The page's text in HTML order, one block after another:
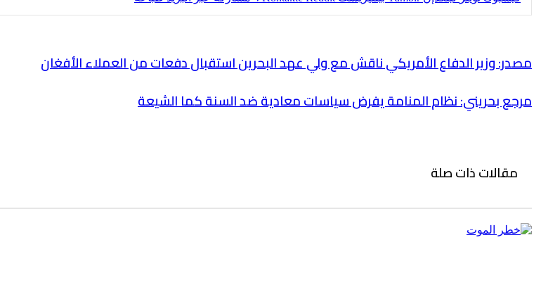
مصدر: وزير الدفاع الأمريكي ناقش مع ولي عهد البحرين استقبال دفعات من العملاء الأفغان
مرجع بحريني: نظام المنامة يفرض سياسات معادية ضد السنة كما الشيعة
مقالات ذات صلة